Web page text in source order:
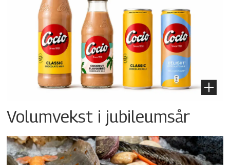
Volumvekst i jubileumsår